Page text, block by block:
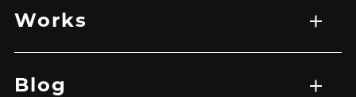
Works
実績一覧
EC
HP
LP
グラフィック
その他
バナー
映像
Blog